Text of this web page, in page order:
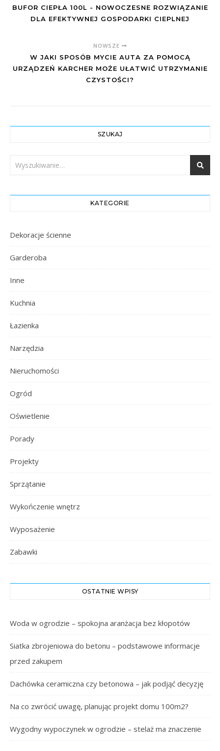
BUFOR CIEPŁA 100L - NOWOCZESNE ROZWIĄZANIE
DLA EFEKTYWNEJ GOSPODARKI CIEPLNEJ
NOWSZE
W JAKI SPOSÓB MYCIE AUTA ZA POMOCĄ
URZĄDZEŃ KARCHER MOŻE UŁATWIĆ UTRZYMANIE
CZYSTOŚCI?
SZUKAJ
KATEGORIE
Dekoracje ścienne
Garderoba
Inne
Kuchnia
Łazienka
Narzędzia
Nieruchomości
Ogród
Oświetlenie
Porady
Projekty
Sprzątanie
Wykończenie wnętrz
Wyposażenie
Zabawki
OSTATNIE WPISY
Woda w ogrodzie – spokojna aranżacja bez kłopotów
Siatka zbrojeniowa do betonu – podstawowe informacje
przed zakupem
Dachówka ceramiczna czy betonowa – jak podjąć decyzję
Na co zwrócić uwagę, planując projekt domu 100m2?
Wygodny wypoczynek w ogrodzie – stelaż ma znaczenie